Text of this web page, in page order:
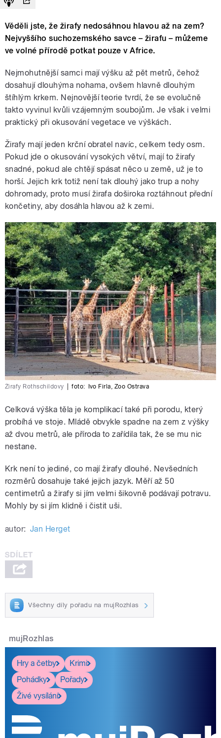
Věděli jste, že žirafy nedosáhnou hlavou až na zem?
Nejvyššího suchozemského savce – žirafu – můžeme
ve volné přírodě potkat pouze v Africe.
Nejmohutnější samci mají výšku až pět metrů, čehož
dosahují dlouhýma nohama, ovšem hlavně dlouhým
štíhlým krkem. Nejnovější teorie tvrdí, že se evolučně
takto vyvinul kvůli vzájemným soubojům. Je však i velmi
praktický při okusování vegetace ve výškách.
Žirafy mají jeden krční obratel navíc, celkem tedy osm.
Pokud jde o okusování vysokých větví, mají to žirafy
snadné, pokud ale chtějí spásat něco u země, už je to
horší. Jejich krk totiž není tak dlouhý jako trup a nohy
dohromady, proto musí žirafa doširoka roztáhnout přední
končetiny, aby dosáhla hlavou až k zemi.
Žirafy Rothschildovy foto: Ivo Firla, Zoo Ostrava
Celková výška těla je komplikací také při porodu, který
probíhá ve stoje. Mládě obvykle spadne na zem z výšky
až dvou metrů, ale příroda to zařídila tak, že se mu nic
nestane.
Krk není to jediné, co mají žirafy dlouhé. Nevšedních
rozměrů dosahuje také jejich jazyk. Měří až 50
centimetrů a žirafy si jím velmi šikovně podávají potravu.
Mohly by si jím klidně i čistit uši.
autor: Jan Herget
Všechny díly pořadu na mujRozhlas
mujRozhlas
Hry a četby
Krimi
Pohádky
Pořady
Živé vysílání